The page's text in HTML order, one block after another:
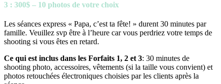
3 : 300$ – 10 photos de votre choix
Les séances express « Papa, c’est ta fête! » durent 30 minutes par
famille. Veuillez svp être à l’heure car vous perdriez votre temps de
shooting si vous êtes en retard.
Ce qui est inclus dans les Forfaits 1, 2 et 3: 30 minutes de
shooting photo, accessoires, vêtements (si la taille vous convient) et
photos retouchées électroniques choisies par les clients après la